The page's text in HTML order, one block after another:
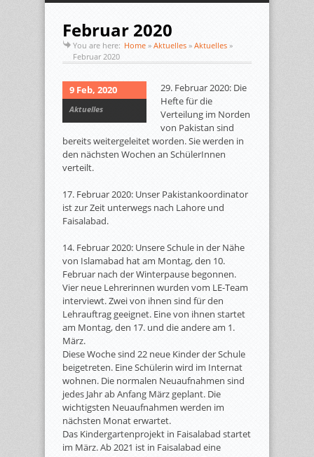
Februar 2020
You are here: Home » Aktuelles » Aktuelles »
Februar 2020
9 Feb, 2020
Aktuelles
29. Februar 2020: Die
Hefte für die
Verteilung im Norden
von Pakistan sind
bereits weitergeleitet worden. Sie werden in
den nächsten Wochen an SchülerInnen
verteilt.
17. Februar 2020: Unser Pakistankoordinator
ist zur Zeit unterwegs nach Lahore und
Faisalabad.
14. Februar 2020: Unsere Schule in der Nähe
von Islamabad hat am Montag, den 10.
Februar nach der Winterpause begonnen.
Vier neue Lehrerinnen wurden vom LE-Team
interviewt. Zwei von ihnen sind für den
Lehrauftrag geeignet. Eine von ihnen startet
am Montag, den 17. und die andere am 1.
März.
Diese Woche sind 22 neue Kinder der Schule
beigetreten. Eine Schülerin wird im Internat
wohnen. Die normalen Neuaufnahmen sind
jedes Jahr ab Anfang März geplant. Die
wichtigsten Neuaufnahmen werden im
nächsten Monat erwartet.
Das Kindergartenprojekt in Faisalabad startet
im März. Ab 2021 ist in Faisalabad eine